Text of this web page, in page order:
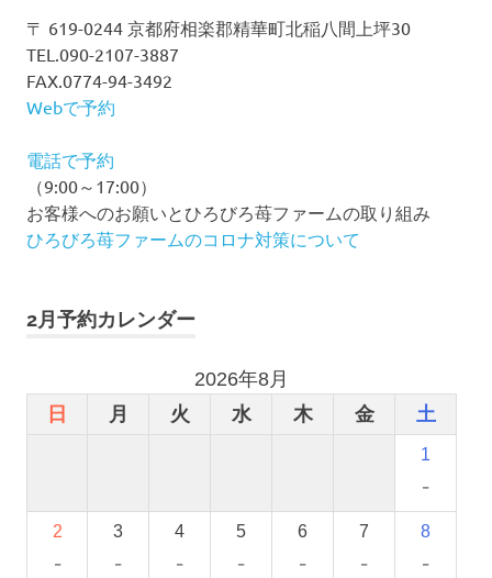
シ
ョ
ン
〒 619-0244 京都府相楽郡精華町北稲八間上坪30
TEL.090-2107-3887
FAX.0774-94-3492
Webで予約
電話で予約
（9:00～17:00）
お客様へのお願いとひろびろ苺ファームの取り組み
ひろびろ苺ファームのコロナ対策について
2月予約カレンダー
2026年8月
日
月 火 水 木 金 土
1
-
2
-
3
-
4
-
5
-
6
-
7
-
8
-